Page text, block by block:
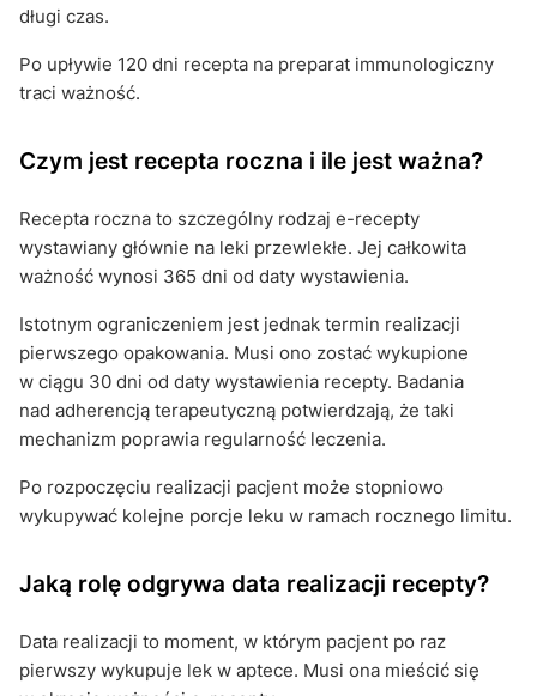
długi czas.
Po upływie 120 dni recepta na preparat immunologiczny
traci ważność.
Czym jest recepta roczna i ile jest ważna?
Recepta roczna to szczególny rodzaj e-recepty
wystawiany głównie na leki przewlekłe. Jej całkowita
ważność wynosi 365 dni od daty wystawienia.
Istotnym ograniczeniem jest jednak termin realizacji
pierwszego opakowania. Musi ono zostać wykupione
w ciągu 30 dni od daty wystawienia recepty. Badania
nad adherencją terapeutyczną potwierdzają, że taki
mechanizm poprawia regularność leczenia.
Po rozpoczęciu realizacji pacjent może stopniowo
wykupywać kolejne porcje leku w ramach rocznego limitu.
Jaką rolę odgrywa data realizacji recepty?
Data realizacji to moment, w którym pacjent po raz
pierwszy wykupuje lek w aptece. Musi ona mieścić się